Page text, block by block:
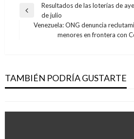
Navegación
Entrada
anterior
Resultados de las loterías de
de julio
Venezuela: ONG denuncia
menores en frontera con
TAMBIÉN PODRÍA GUSTARTE
por fortuna fue desactivado
Ariel Cabrera martes febrero 2, 2010